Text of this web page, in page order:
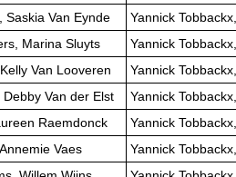
Saskia Van Eynde
Yannick
Marina Sluyts
Yannick
Van Looveren
Yannick
Van der Elst
Yannick
Raemdonck
Yannick
Vaes
Yannick